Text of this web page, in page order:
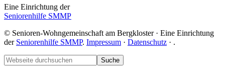
Eine Einrichtung der
Seniorenhilfe SMMP
© Senioren-Wohngemeinschaft am Bergkloster · Eine Einrichtung
der Seniorenhilfe SMMP. Impressum · Datenschutz · .
Footer
Webseite
durchsuchen